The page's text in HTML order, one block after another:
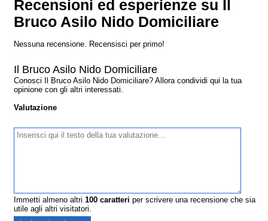
Recensioni ed esperienze su Il
Bruco Asilo Nido Domiciliare
Nessuna recensione. Recensisci per primo!
Il Bruco Asilo Nido Domiciliare
Conosci Il Bruco Asilo Nido Domiciliare? Allora condividi qui la tua
opinione con gli altri interessati.
Valutazione
Immetti almeno altri100 caratteri per scrivere una recensione che sia
utile agli altri visitatori.